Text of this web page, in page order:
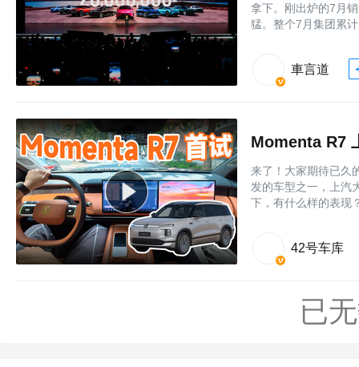
拿下。刚出炉的7月
猛。整个7月集团累计
車言道
Momenta R7
来了！大家期待已久
发的车型之一，上汽
下，有什么样的表现
42号车库
已